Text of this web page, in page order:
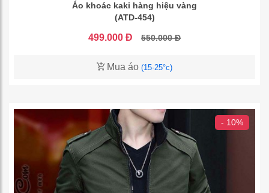
Áo khoác kaki hàng hiệu vàng
(ATD-454)
499.000 Đ 550.000 Đ
Mua áo (15-25°c)
- 10%